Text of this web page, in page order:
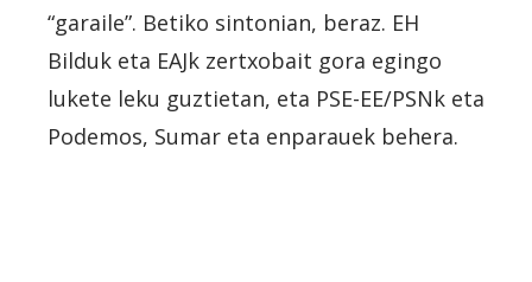
“garaile”. Betiko sintonian, beraz. EH
Bilduk eta EAJk zertxobait gora egingo
lukete leku guztietan, eta PSE-EE/PSNk eta
Podemos, Sumar eta enparauek behera.